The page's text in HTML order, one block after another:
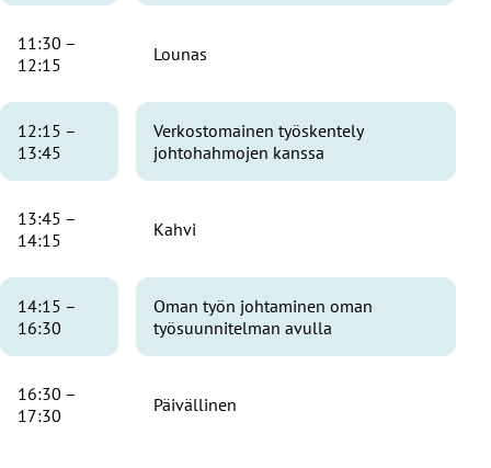
11:30 –
12:15
Lounas
12:15 –
13:45
Verkostomainen työskentely
johtohahmojen kanssa
13:45 –
14:15
Kahvi
14:15 –
16:30
Oman työn johtaminen oman
työsuunnitelman avulla
16:30 –
17:30
Päivällinen